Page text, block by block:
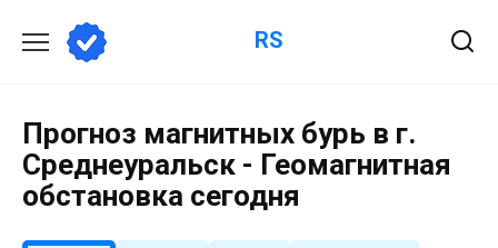
содержанию
RS
Прогноз магнитных бурь в г.
Среднеуральск - Геомагнитная
обстановка сегодня